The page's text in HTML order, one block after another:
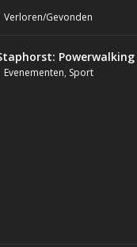
Verloren/Gevonden
Powerwalking
Evenementen, Sport